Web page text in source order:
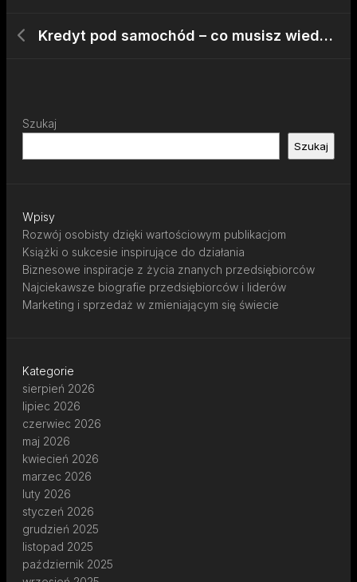
Kredyt pod samochód – co musisz wiedzieć
Szukaj
Szukaj
Wpisy
Rozwój osobisty dzięki wartościowym publikacjom
Książki o sukcesie inspirujące do działania
Biznesowe inspiracje z życia znanych przedsiębiorców
Najciekawsze biografie przedsiębiorców i liderów
Marketing i sprzedaż w zmieniającym się świecie
Kategorie
sierpień 2026
lipiec 2026
czerwiec 2026
maj 2026
kwiecień 2026
marzec 2026
luty 2026
styczeń 2026
grudzień 2025
listopad 2025
październik 2025